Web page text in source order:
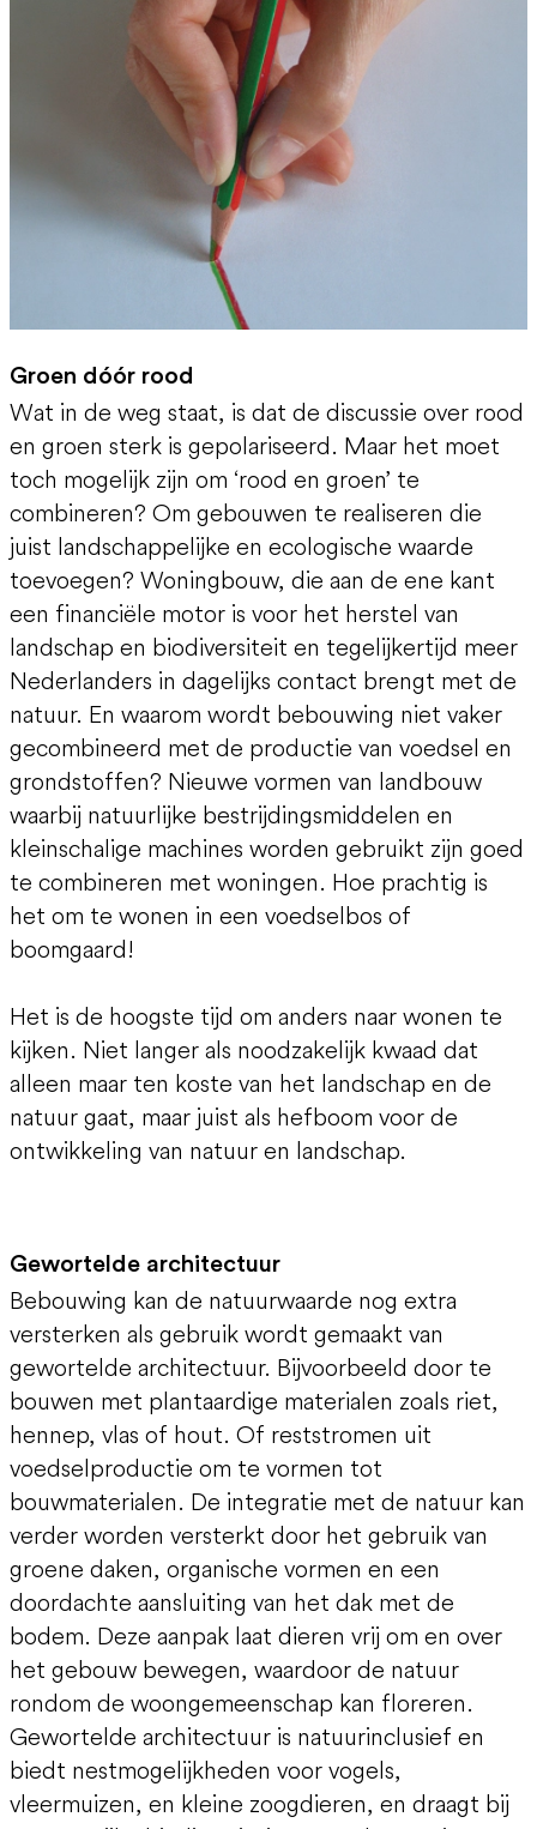
Groen dóór rood
Wat in de weg staat, is dat de discussie over rood
en groen sterk is gepolariseerd. Maar het moet
toch mogelijk zijn om ‘rood en groen’ te
combineren? Om gebouwen te realiseren die
juist landschappelijke en ecologische waarde
toevoegen? Woningbouw, die aan de ene kant
een financiële motor is voor het herstel van
landschap en biodiversiteit en tegelijkertijd meer
Nederlanders in dagelijks contact brengt met de
natuur. En waarom wordt bebouwing niet vaker
gecombineerd met de productie van voedsel en
grondstoffen? Nieuwe vormen van landbouw
waarbij natuurlijke bestrijdingsmiddelen en
kleinschalige machines worden gebruikt zijn goed
te combineren met woningen. Hoe prachtig is
het om te wonen in een voedselbos of
boomgaard!
Het is de hoogste tijd om anders naar wonen te
kijken. Niet langer als noodzakelijk kwaad dat
alleen maar ten koste van het landschap en de
natuur gaat, maar juist als hefboom voor de
ontwikkeling van natuur en landschap.
Gewortelde architectuur
Bebouwing kan de natuurwaarde nog extra
versterken als gebruik wordt gemaakt van
gewortelde architectuur. Bijvoorbeeld door te
bouwen met plantaardige materialen zoals riet,
hennep, vlas of hout. Of reststromen uit
voedselproductie om te vormen tot
bouwmaterialen. De integratie met de natuur kan
verder worden versterkt door het gebruik van
groene daken, organische vormen en een
doordachte aansluiting van het dak met de
bodem. Deze aanpak laat dieren vrij om en over
het gebouw bewegen, waardoor de natuur
rondom de woongemeenschap kan floreren.
Gewortelde architectuur is natuurinclusief en
biedt nestmogelijkheden voor vogels,
vleermuizen, en kleine zoogdieren, en draagt bij